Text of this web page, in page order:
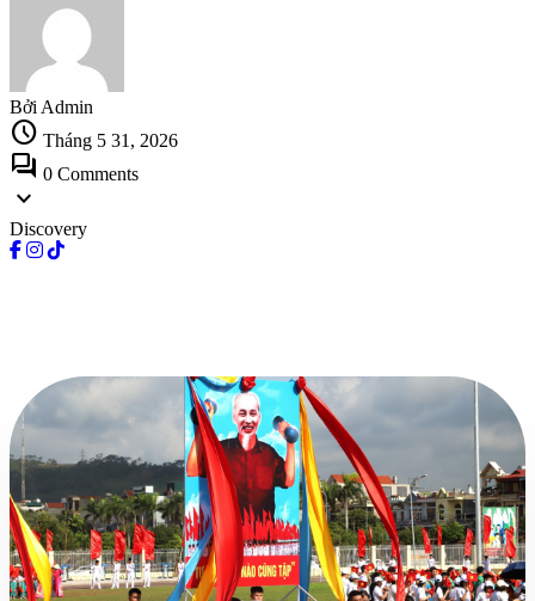
Bởi Admin
schedule Tháng 5 31, 2026
forum 0 Comments
expand_more
Discovery